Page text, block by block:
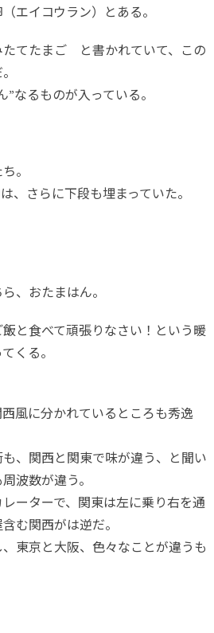
エイコウラン）とある。
てたまご と書かれていて、この
”なるものが入っている。
。
、さらに下段も埋まっていた。
、おたまはん。
と食べて頑張りなさい！という暖
くる。
風に分かれているところも秀逸
、関西と関東で味が違う、と聞い
波数が違う。
ーターで、関東は左に乗り右を通
む関西がは逆だ。
東京と大阪、色々なことが違うも